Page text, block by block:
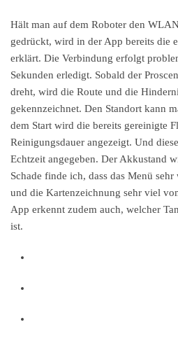
Hält man auf dem Roboter den
gedrückt, wird in der App bereits die
erklärt. Die Verbindung erfolgt
Sekunden erledigt. Sobald der
dreht, wird die Route und die
gekennzeichnet. Den Standort kann
dem Start wird die bereits gereinigte
Reinigungsdauer angezeigt. Und
Echtzeit angegeben. Der Akkustand
Schade finde ich, dass das Menü
und die Kartenzeichnung sehr viel
App erkennt zudem auch, welcher
ist.